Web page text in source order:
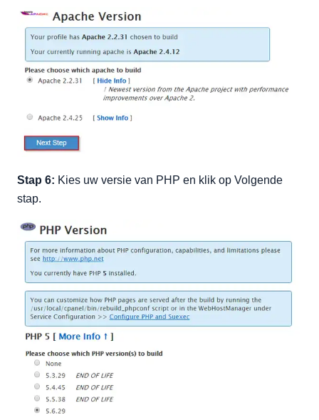
Stap 6: Kies uw versie van PHP en klik op Volgende
stap.